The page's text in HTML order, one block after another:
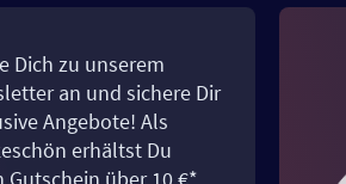
Dich zu unserem
an und sichere Dir
Angebote! Als
erhältst Du
Gutschein über 10 €*